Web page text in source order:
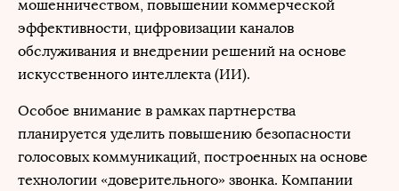
мошенничеством, повышении коммерческой
эффективности, цифровизации каналов
обслуживания и внедрении решений на основе
искусственного интеллекта (ИИ).
Особое внимание в рамках партнерства
планируется уделить повышению безопасности
голосовых коммуникаций, построенных на основе
технологии «доверительного» звонка. Компании